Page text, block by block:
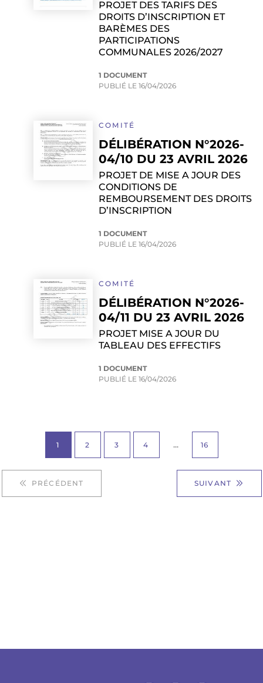
PROJET DES TARIFS DES
DROITS D’INSCRIPTION ET
BARÈMES DES
PARTICIPATIONS
COMMUNALES 2026/2027
1 DOCUMENT
PUBLIÉ LE16/04/2026
COMITÉ
DÉLIBÉRATION N°2026-
04/10 DU 23 AVRIL 2026
PROJET DE MISE A JOUR DES
CONDITIONS DE
REMBOURSEMENT DES DROITS
D’INSCRIPTION
1 DOCUMENT
PUBLIÉ LE16/04/2026
COMITÉ
DÉLIBÉRATION N°2026-
04/11 DU 23 AVRIL 2026
PROJET MISE A JOUR DU
TABLEAU DES EFFECTIFS
1 DOCUMENT
PUBLIÉ LE16/04/2026
PRÉCÉDENT
1 2 3 4 ... 16
SUIVANT